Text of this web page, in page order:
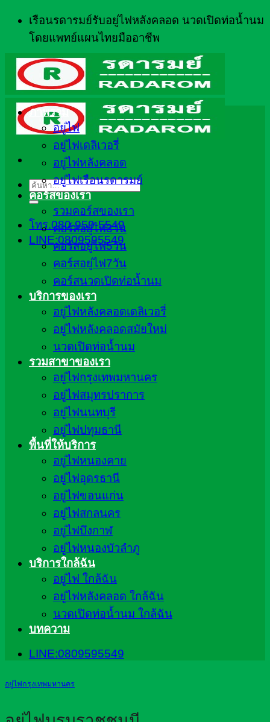
ข้าม
ยัง
เนื้อหา
เรือนรดารมย์รับอยู่ไฟหลังคลอด นวดเปิดท่อน้ำนม
โดยแพทย์แผนไทยมืออาชีพ
ค้นหา:
โทร.080-959-5549
LINE:0809595549
ภาพรวม
อยู่ไฟ
อยู่ไฟเดลิเวอรี่
อยู่ไฟหลังคลอด
อยู่ไฟเรือนรดารมย์
คอร์สของเรา
รวมคอร์สของเรา
คอร์สอยู่ไฟ3วัน
คอร์สอยู่ไฟ5วัน
คอร์สอยู่ไฟ7วัน
คอร์สนวดเปิดท่อน้ำนม
บริการของเรา
อยู่ไฟหลังคลอดเดลิเวอรี่
อยู่ไฟหลังคลอดสมัยใหม่
นวดเปิดท่อน้ำนม
รวมสาขาของเรา
อยู่ไฟกรุงเทพมหานคร
อยู่ไฟสมุทรปราการ
อยู่ไฟนนทบุรี
อยู่ไฟปทุมธานี
พื้นที่ให้บริการ
อยู่ไฟหนองคาย
อยู่ไฟอุดรธานี
อยู่ไฟขอนแก่น
อยู่ไฟสกลนคร
อยู่ไฟบึงกาฬ
อยู่ไฟหนองบัวลำภู
บริการใกล้ฉัน
อยู่ไฟ ใกล้ฉัน
อยู่ไฟหลังคลอด ใกล้ฉัน
นวดเปิดท่อน้ำนม ใกล้ฉัน
บทความ
LINE:0809595549
อยู่ไฟกรุงเทพมหานคร